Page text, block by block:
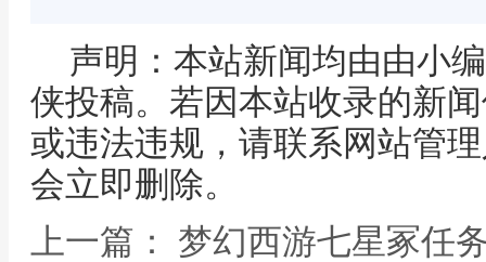
声明：本站新闻均由由小
侠投稿。若因本站收录的新
或违法违规，请联系网站管
会立即删除。
上一篇： 梦幻西游七星冢任